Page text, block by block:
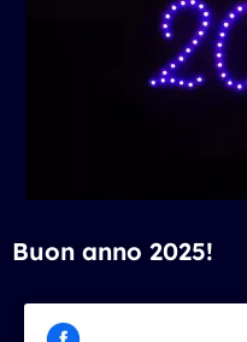
Buon anno 2025!